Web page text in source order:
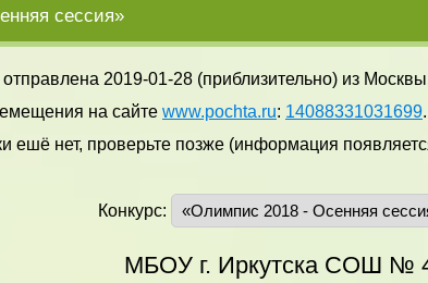
сессия»
2019-01-28 (приблизительно) из
на сайте www.pochta.ru: 14088331031699
ешё нет, проверьте позже (информация
Конкурс:
МБОУ г. Иркутска СОШ №